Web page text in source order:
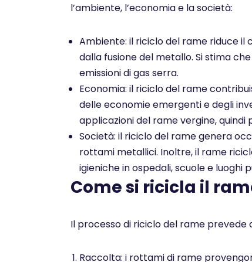
l’ambiente, l’economia e la società:
Ambiente: il riciclo del rame riduce il
dalla fusione del metallo. Si stima
emissioni di gas serra.
Economia: il riciclo del rame
delle economie emergenti e degli
applicazioni del rame vergine,
Società: il riciclo del rame genera
rottami metallici. Inoltre, il rame
igieniche in ospedali, scuole e luoghi
Come si ricicla il
Il processo di riciclo del rame prevede
Raccolta: i rottami di rame